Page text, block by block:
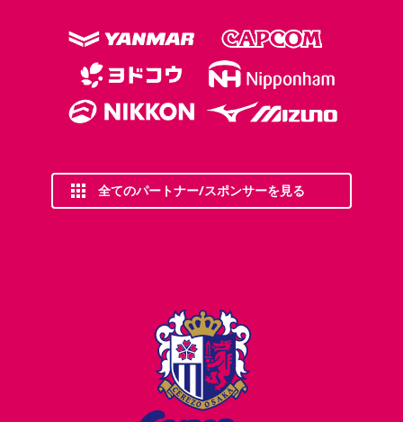
全てのパートナー/スポンサーを見る